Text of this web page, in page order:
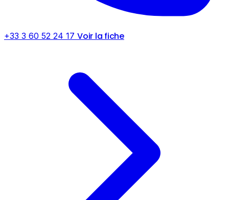
+33 3 60 52 24 17 Voir la fiche